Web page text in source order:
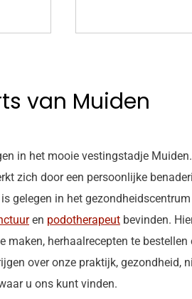
van Muiden
in het mooie vestingstadje
zich door een persoonlijke
gelegen in het
en podotherapeut bevinden.
herhaalrecepten te
over onze praktijk, gezondheid,
u ons kunt vinden.